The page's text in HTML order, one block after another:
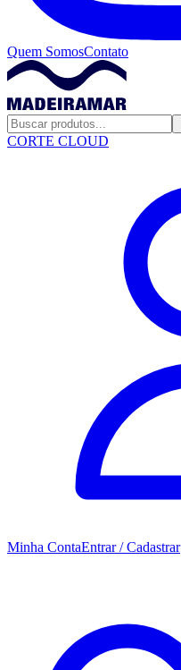
Quem SomosContato
CORTE CLOUD
Minha ContaEntrar / Cadastrar